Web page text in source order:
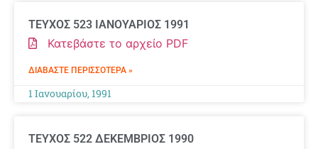
ΤΕΥΧΟΣ 523 ΙΑΝΟΥΑΡΙΟΣ 1991
Κατεβάστε το αρχείο PDF
ΔΙΑΒΆΣΤΕ ΠΕΡΙΣΣΌΤΕΡΑ »
1 Ιανουαρίου, 1991
ΤΕΥΧΟΣ 522 ΔΕΚΕΜΒΡΙΟΣ 1990